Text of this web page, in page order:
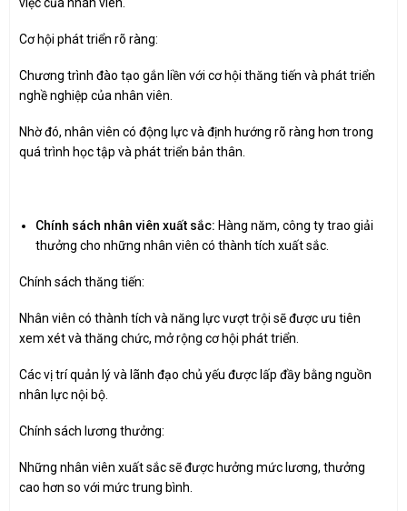
Cơ hội phát triển rõ ràng:
Chương trình đào tạo gắn liền với cơ hội thăng tiến và phát triển
nghề nghiệp của nhân viên.
Nhờ đó, nhân viên có động lực và định hướng rõ ràng hơn trong
quá trình học tập và phát triển bản thân.
Chính sách nhân viên xuất sắc:Hàng năm, công ty trao giải
thưởng cho những nhân viên có thành tích xuất sắc.
Chính sách thăng tiến:
Nhân viên có thành tích và năng lực vượt trội sẽ được ưu tiên
xem xét và thăng chức, mở rộng cơ hội phát triển.
Các vị trí quản lý và lãnh đạo chủ yếu được lấp đầy bằng nguồn
nhân lực nội bộ.
Chính sách lương thưởng:
Những nhân viên xuất sắc sẽ được hưởng mức lương, thưởng
cao hơn so với mức trung bình.